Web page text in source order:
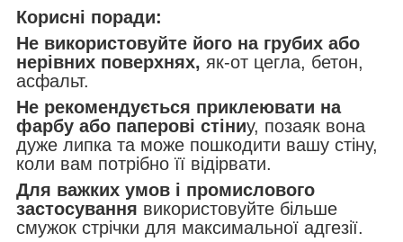
Корисні поради:
Не використовуйте його на грубих або
нерівних поверхнях, як-от цегла, бетон,
асфальт.
Не рекомендується приклеювати на
фарбу або паперові стіниу, позаяк вона
дуже липка та може пошкодити вашу стіну,
коли вам потрібно її відірвати.
Для важких умов і промислового
застосування використовуйте більше
смужок стрічки для максимальної адгезії.